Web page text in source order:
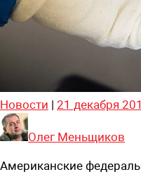
Новости | 21 декабря
Олег Меньщиков
Американские